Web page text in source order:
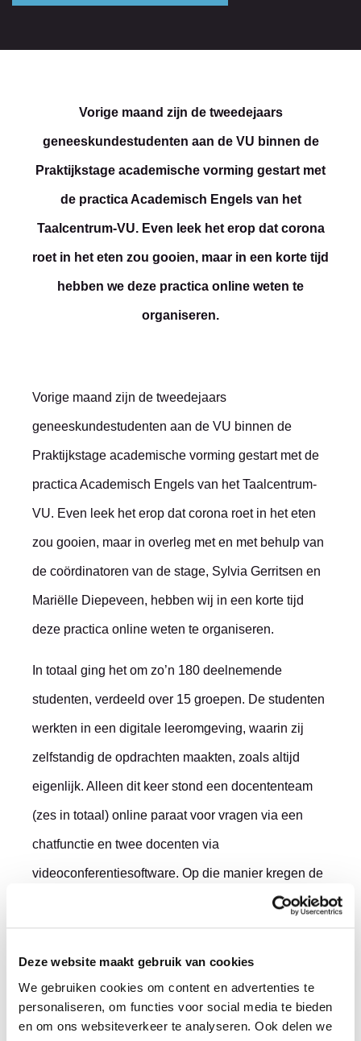
Deze website maakt gebruik van cookies
We gebruiken cookies om content en advertenties te
personaliseren, om functies voor social media te bieden
en om ons websiteverkeer te analyseren. Ook delen we
Vorige maand zijn de tweedejaars
geneeskundestudenten aan de VU binnen de
Praktijkstage academische vorming gestart met
de practica Academisch Engels van het
Taalcentrum-VU. Even leek het erop dat corona
roet in het eten zou gooien, maar in een korte tijd
hebben we deze practica online weten te
organiseren.
Vorige maand zijn de tweedejaars
geneeskundestudenten aan de VU binnen de
Praktijkstage academische vorming gestart met de
practica Academisch Engels van het Taalcentrum-
VU. Even leek het erop dat corona roet in het eten
zou gooien, maar in overleg met en met behulp van
de coördinatoren van de stage, Sylvia Gerritsen en
Mariëlle Diepeveen, hebben wij in een korte tijd
deze practica online weten te organiseren.
In totaal ging het om zo’n 180 deelnemende
studenten, verdeeld over 15 groepen. De studenten
werkten in een digitale leeromgeving, waarin zij
zelfstandig de opdrachten maakten, zoals altijd
eigenlijk. Alleen dit keer stond een docententeam
(zes in totaal) online paraat voor vragen via een
chatfunctie en twee docenten via
videoconferentiesoftware. Op die manier kregen de
studenten de ondersteuning die zij nodig hadden.
deze onlinevariant van trainen beter ging dan in
eerste instantie verwacht werd. En ook de
coördinatoren van de stage vanuit de VU waren